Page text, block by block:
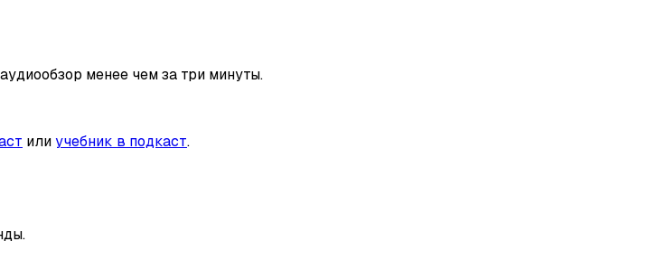
менее чем за три минуты.
илиучебник в подкаст.